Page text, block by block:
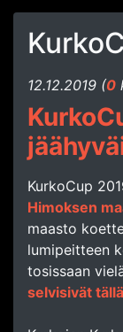
12.​12.​2019 (0
KurkoCup
Himoksen
maasto
lumipeitteen
tosissaan
selvisivät